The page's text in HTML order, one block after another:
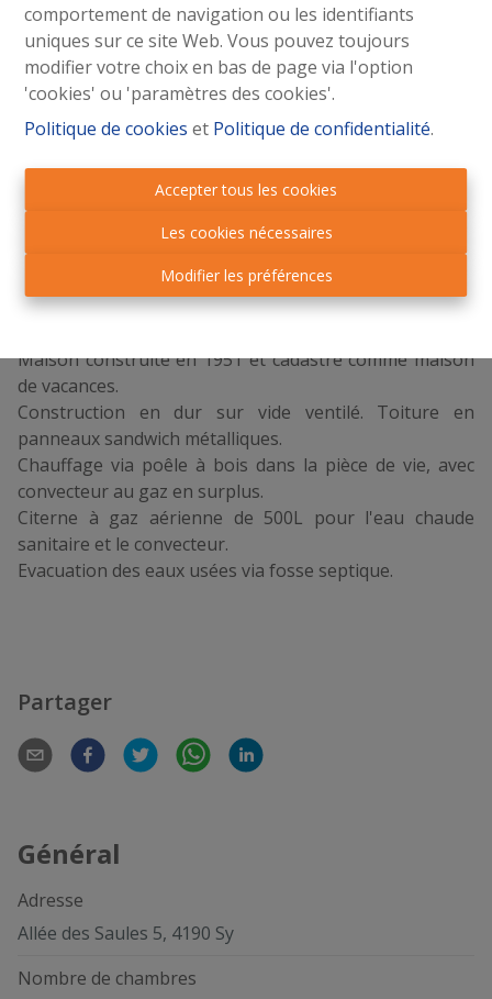
comportement de navigation ou les identifiants
uniques sur ce site Web. Vous pouvez toujours
modifier votre choix en bas de page via l'option
'cookies' ou 'paramètres des cookies'.
Politique de cookies et Politique de confidentialité.
Accepter tous les cookies
Les cookies nécessaires
Modifier les préférences
(2.20 x 2.00) avec baignoire, lavabo, raccordements
machines à lessiver et boiler au gaz; chambre à coucher
II(2.95 x 2.55) avec petit escalier vers le grenier;
grenier: (4.10 x 3.20);
espace extérieur: joli jardin très bien entretenu et
délimité par une haie tout autour; carport à l'entrée du
terrain; petit local technique (2.85 x 1.55) avec tableau à
fusibles; rangement (3.15 x 2.00); petit abri de jardin
Maison construite en 1951 et cadastré comme maison
de vacances.
Construction en dur sur vide ventilé. Toiture en
panneaux sandwich métalliques.
Chauffage via poêle à bois dans la pièce de vie, avec
convecteur au gaz en surplus.
Citerne à gaz aérienne de 500L pour l'eau chaude
sanitaire et le convecteur.
Evacuation des eaux usées via fosse septique.
Partager
Général
Adresse
Allée des Saules 5, 4190 Sy
Nombre de chambres